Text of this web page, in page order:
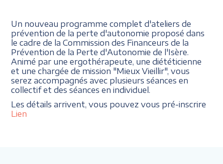
Un nouveau programme complet d'ateliers de
prévention de la perte d'autonomie proposé dans
le cadre de la Commission des Financeurs de la
Prévention de la Perte d'Autonomie de l'Isère.
Animé par une ergothérapeute, une diététicienne
et une chargée de mission "Mieux Vieillir", vous
serez accompagnés avec plusieurs séances en
collectif et des séances en individuel.
Les détails arrivent, vous pouvez vous pré-inscrire
Lien